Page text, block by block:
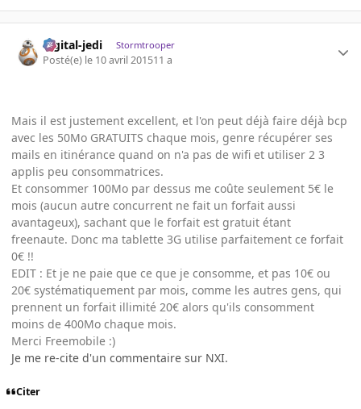
digital-jedi Stormtrooper
Posté(e) le 10 avril 201511 a
Mais il est justement excellent, et l'on peut déjà faire déjà bcp
avec les 50Mo GRATUITS chaque mois, genre récupérer ses
mails en itinérance quand on n'a pas de wifi et utiliser 2 3
applis peu consommatrices.
Et consommer 100Mo par dessus me coûte seulement 5€ le
mois (aucun autre concurrent ne fait un forfait aussi
avantageux), sachant que le forfait est gratuit étant
freenaute. Donc ma tablette 3G utilise parfaitement ce forfait
0€ !!
EDIT : Et je ne paie que ce que je consomme, et pas 10€ ou
20€ systématiquement par mois, comme les autres gens, qui
prennent un forfait illimité 20€ alors qu'ils consomment
moins de 400Mo chaque mois.
Merci Freemobile :)
Je me re-cite d'un commentaire sur NXI.
Citer